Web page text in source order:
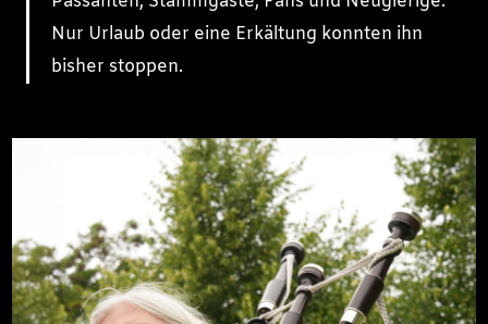
Nur Urlaub oder eine Erkältung konnten ihn
bisher stoppen.